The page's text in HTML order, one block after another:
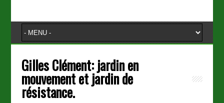
Gilles Clément: jardin en
mouvement et jardin de
résistance.